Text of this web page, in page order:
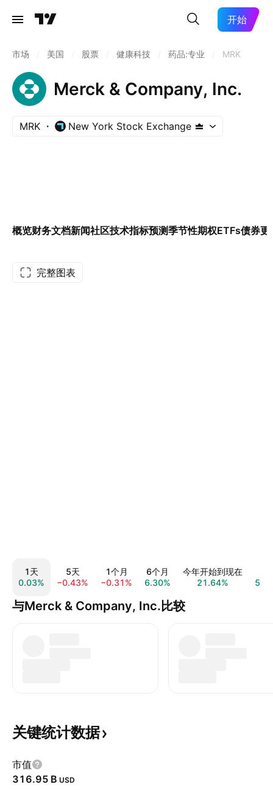
开始
市场 美国 股票 健康科技 药品:专业 MRK
Merck & Company, Inc.
MRK New York Stock Exchange
概览财务文档新闻社区技术指标预测季节性期权ETFs债券更
完整图表
1天
0.03%
5天
−0.43%
1个月
−0.31%
6个月
6.30%
今年开始到现在
21.64%
与Merck & Company, Inc.比较
关键统计数据
市值
‪316.95 B‬ USD